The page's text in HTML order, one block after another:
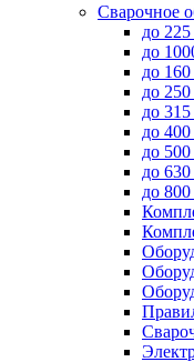
Сварочное
до
до
до
до
до
до
до
до
до